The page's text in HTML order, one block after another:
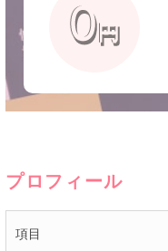
プロフィール
項目